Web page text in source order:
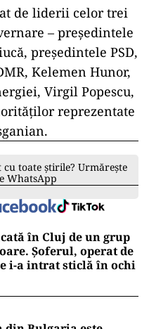
de liderii celor trei
– preşedintele
preşedintele PSD,
Kelemen Hunor,
Virgil Popescu,
reprezentate
toate știrile? Urmărește
WhatsApp
în Cluj de un grup
Șoferul, operat de
i-a intrat sticlă în ochi